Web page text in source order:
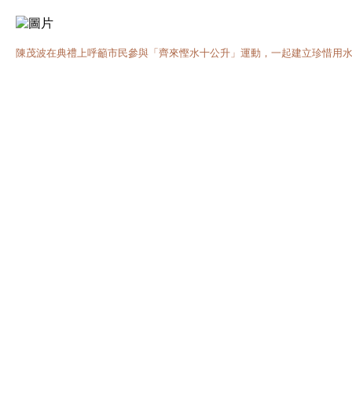
陳茂波在典禮上呼籲市民參與「齊來慳水十公升」運動，一起建立珍惜用